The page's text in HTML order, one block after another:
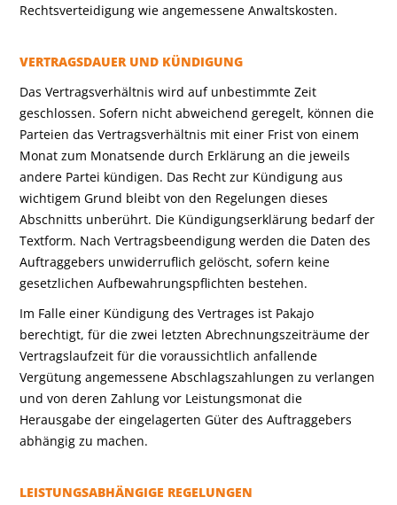
Rechtsverteidigung wie angemessene Anwaltskosten.
VERTRAGSDAUER UND KÜNDIGUNG
Das Vertragsverhältnis wird auf unbestimmte Zeit
geschlossen. Sofern nicht abweichend geregelt, können die
Parteien das Vertragsverhältnis mit einer Frist von einem
Monat zum Monatsende durch Erklärung an die jeweils
andere Partei kündigen. Das Recht zur Kündigung aus
wichtigem Grund bleibt von den Regelungen dieses
Abschnitts unberührt. Die Kündigungserklärung bedarf der
Textform. Nach Vertragsbeendigung werden die Daten des
Auftraggebers unwiderruflich gelöscht, sofern keine
gesetzlichen Aufbewahrungspflichten bestehen.
Im Falle einer Kündigung des Vertrages ist Pakajo
berechtigt, für die zwei letzten Abrechnungszeiträume der
Vertragslaufzeit für die voraussichtlich anfallende
Vergütung angemessene Abschlagszahlungen zu verlangen
und von deren Zahlung vor Leistungsmonat die
Herausgabe der eingelagerten Güter des Auftraggebers
abhängig zu machen.
LEISTUNGSABHÄNGIGE REGELUNGEN